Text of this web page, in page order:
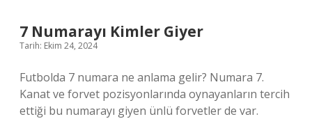
7 Numarayı Kimler Giyer
Tarih: Ekim 24, 2024
Futbolda 7 numara ne anlama gelir? Numara 7.
Kanat ve forvet pozisyonlarında oynayanların tercih
ettiği bu numarayı giyen ünlü forvetler de var.